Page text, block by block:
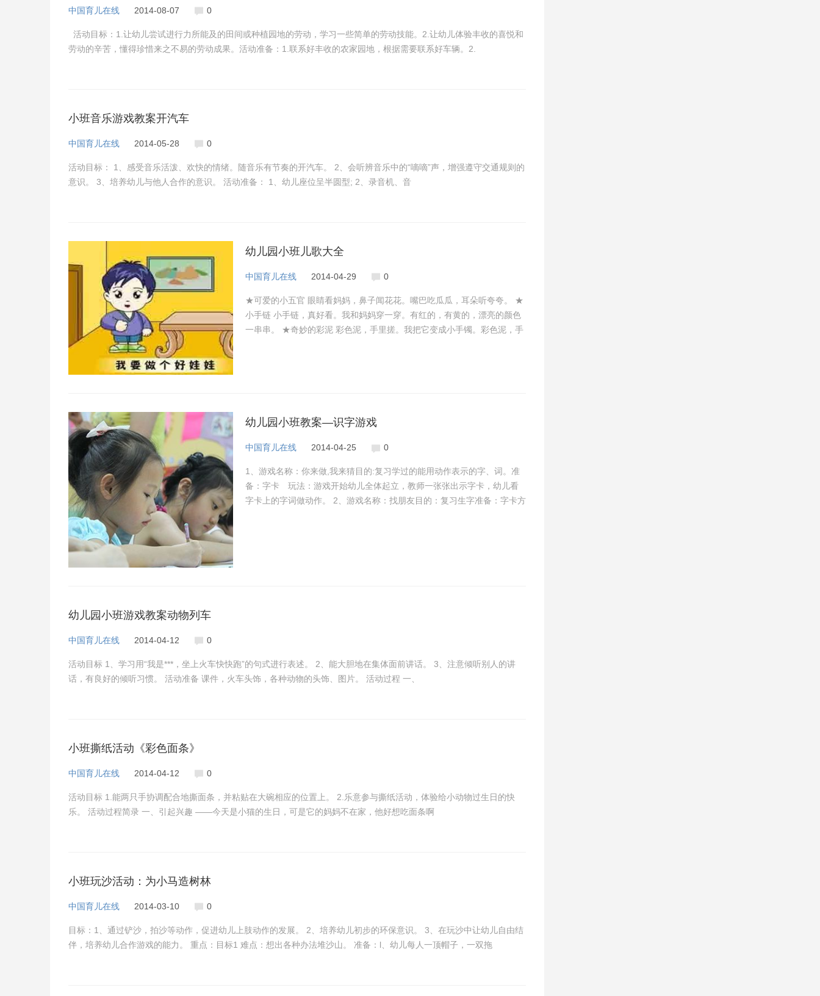
中国育儿在线 2014-08-07 0
活动目标：1.让幼儿尝试进行力所能及的田间或种植园地的劳动，学习一些简单的劳动技能。2.让幼儿体验丰收的喜悦和
劳动的辛苦，懂得珍惜来之不易的劳动成果。活动准备：1.联系好丰收的农家园地，根据需要联系好车辆。2.
小班音乐游戏教案开汽车
中国育儿在线 2014-05-28 0
活动目标： 1、感受音乐活泼、欢快的情绪。随音乐有节奏的开汽车。 2、会听辨音乐中的“嘀嘀”声，增强遵守交通规则的
意识。 3、培养幼儿与他人合作的意识。 活动准备： 1、幼儿座位呈半圆型; 2、录音机、音
幼儿园小班儿歌大全
中国育儿在线 2014-04-29 0
★可爱的小五官 眼睛看妈妈，鼻子闻花花。嘴巴吃瓜瓜，耳朵听夸夸。 ★
小手链 小手链，真好看。我和妈妈穿一穿。有红的，有黄的，漂亮的颜色
一串串。 ★奇妙的彩泥 彩色泥，手里搓。我把它变成小手镯。彩色泥，手
幼儿园小班教案—识字游戏
中国育儿在线 2014-04-25 0
1、游戏名称：你来做,我来猜目的:复习学过的能用动作表示的字、词。准
备：字卡 玩法：游戏开始幼儿全体起立，教师一张张出示字卡，幼儿看
字卡上的字词做动作。 2、游戏名称：找朋友目的：复习生字准备：字卡方
幼儿园小班游戏教案动物列车
中国育儿在线 2014-04-12 0
活动目标 1、学习用“我是***，坐上火车快快跑”的句式进行表述。 2、能大胆地在集体面前讲话。 3、注意倾听别人的讲
话，有良好的倾听习惯。 活动准备 课件，火车头饰，各种动物的头饰、图片。 活动过程 一、
小班撕纸活动《彩色面条》
中国育儿在线 2014-04-12 0
活动目标 1.能两只手协调配合地撕面条，并粘贴在大碗相应的位置上。 2.乐意参与撕纸活动，体验给小动物过生日的快
乐。 活动过程简录 一、引起兴趣 ——今天是小猫的生日，可是它的妈妈不在家，他好想吃面条啊
小班玩沙活动：为小马造树林
中国育儿在线 2014-03-10 0
目标：1、通过铲沙，拍沙等动作，促进幼儿上肢动作的发展。 2、培养幼儿初步的环保意识。 3、在玩沙中让幼儿自由结
伴，培养幼儿合作游戏的能力。 重点：目标1 难点：想出各种办法堆沙山。 准备：l、幼儿每人一顶帽子，一双拖